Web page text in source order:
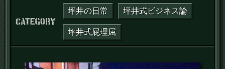
カテゴリー：
坪井の日常 坪井式ビジネス論
坪井式屁理屈